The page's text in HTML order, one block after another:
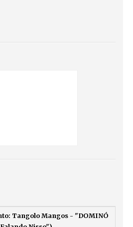
Tangolo Mangos - "DOMINÓ